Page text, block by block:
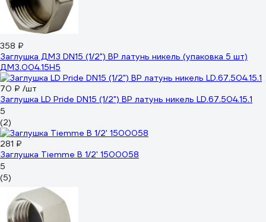
358 ₽
Заглушка ДМЗ DN15 (1/2") ВР латунь никель (упаковка 5 шт)
ДМЗ.004.15Н5
70 ₽ /шт
Заглушка LD Pride DN15 (1/2") ВР латунь никель LD.67.504.15.1
5
(2)
281 ₽
Заглушка Tiemme В 1/2' 1500058
5
(5)